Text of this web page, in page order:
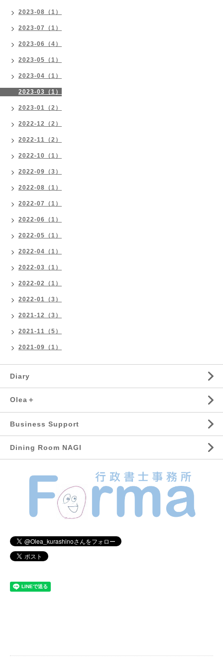
2023-08（1）
2023-07（1）
2023-06（4）
2023-05（1）
2023-04（1）
2023-03（1）
2023-01（2）
2022-12（2）
2022-11（2）
2022-10（1）
2022-09（3）
2022-08（1）
2022-07（1）
2022-06（1）
2022-05（1）
2022-04（1）
2022-03（1）
2022-02（1）
2022-01（3）
2021-12（3）
2021-11（5）
2021-09（1）
Diary
Olea＋
Business Support
Dining Room NAGI